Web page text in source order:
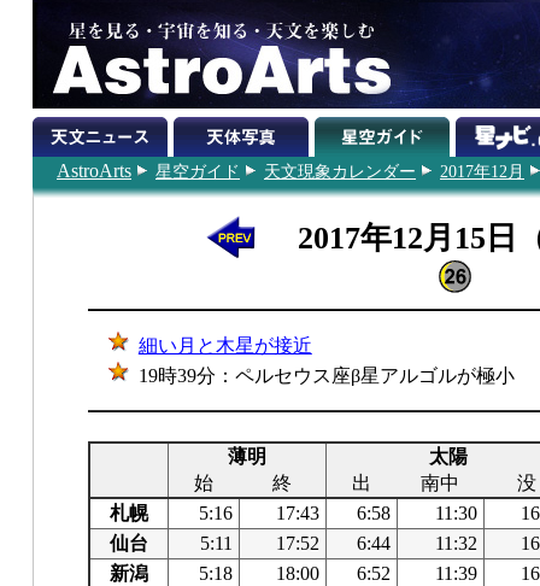
AstroArts 星空ガイド 天文現象カレンダー 2017年12月
2017年12月15日
細い月と木星が接近
19時39分：ペルセウス座β星アルゴルが極小
薄明
太陽
始
終 出 南中
没
札幌
5:16 17:43 6:58 11:30
仙台
5:11 17:52 6:44 11:32
新潟
5:18 18:00 6:52 11:39